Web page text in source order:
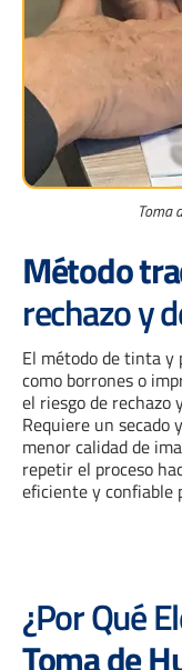
Método
rechazo y
El método de tinta y
como borrones o
el riesgo de
Requiere un secado
menor calidad de
repetir el proceso
eficiente y confiable
Toma
¿Por Qué
Toma de